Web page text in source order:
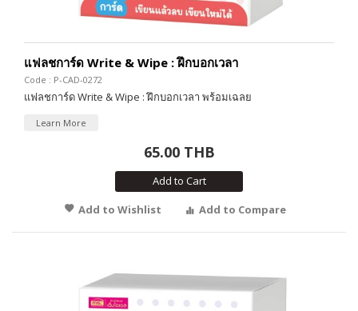
แฟลชการ์ด Write & Wipe : ฝึกบอกเวลา
Code : P-CAD-0272
แฟลชการ์ด Write & Wipe : ฝึกบอกเวลา พร้อมเฉลย
Learn More
65.00 THB
Add to Cart
Add to Wishlist
Add to Compare